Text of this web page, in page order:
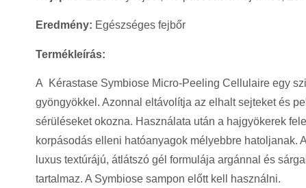
Eredmény: Egészséges fejbőr
Termékleírás:
A Kérastase Symbiose Micro-Peeling Cellulaire egy
gyöngyökkel. Azonnal eltávolítja az elhalt sejteket és
sérüléseket okozna. Használata után a hajgyökerek
korpásodás elleni hatóanyagok mélyebbre
luxus textúrájú, átlátszó gél formulája argánnal és
tartalmaz. A Symbiose sampon előtt kell használni.